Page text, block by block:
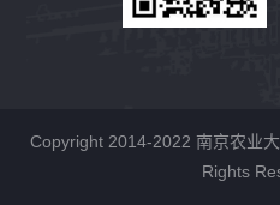
Copyright 2014-2022 南京农业
Rights